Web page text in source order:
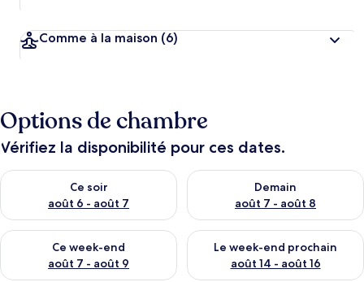
Comme à la maison (6)
Options de chambre
Vérifiez la disponibilité pour ces dates.
Ce soir
août 6 - août 7
Vérifier la disponibilité pour ce soir août 6 - août 7
Demain
août 7 - août 8
Vérifier la disponibilité pour
Ce week-end
août 7 - août 9
Vérifier la disponibilité pour ce week-end août 7 - août 9
Le week-end prochain
août 14 - août 16
Vérifier la disponibilité pour